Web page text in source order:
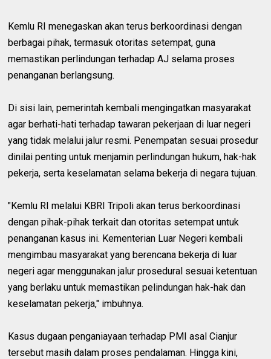
Kemlu RI menegaskan akan terus berkoordinasi dengan
berbagai pihak, termasuk otoritas setempat, guna
memastikan perlindungan terhadap AJ selama proses
penanganan berlangsung.
Di sisi lain, pemerintah kembali mengingatkan masyarakat
agar berhati-hati terhadap tawaran pekerjaan di luar negeri
yang tidak melalui jalur resmi. Penempatan sesuai prosedur
dinilai penting untuk menjamin perlindungan hukum, hak-hak
pekerja, serta keselamatan selama bekerja di negara tujuan.
"Kemlu RI melalui KBRI Tripoli akan terus berkoordinasi
dengan pihak-pihak terkait dan otoritas setempat untuk
penanganan kasus ini. Kementerian Luar Negeri kembali
mengimbau masyarakat yang berencana bekerja di luar
negeri agar menggunakan jalur prosedural sesuai ketentuan
yang berlaku untuk memastikan pelindungan hak-hak dan
keselamatan pekerja," imbuhnya.
Kasus dugaan penganiayaan terhadap PMI asal Cianjur
tersebut masih dalam proses pendalaman. Hingga kini,